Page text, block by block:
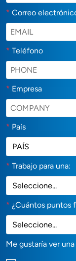
* Correo
* Teléfono
* Empresa
* País
* Trabajo para una:
* ¿Cuántos puntos
Me gustaría ver